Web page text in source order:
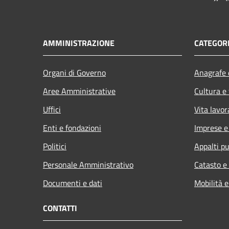
AMMINISTRAZIONE
Organi di Governo
Aree Amministrative
Uffici
Enti e fondazioni
Politici
Personale Amministrativo
Documenti e dati
Cultura
Vita
Imprese
Appalti
Catasto
Mobilità
CONTATTI